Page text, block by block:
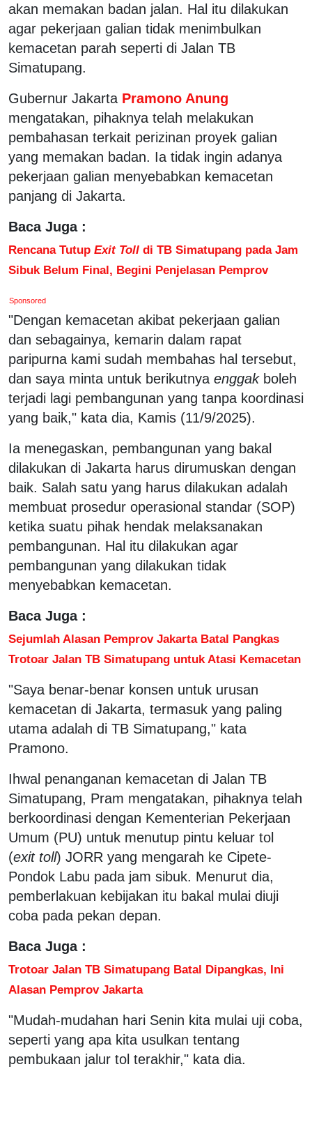
akan memakan badan jalan. Hal itu dilakukan
agar pekerjaan galian tidak menimbulkan
kemacetan parah seperti di Jalan TB
Simatupang.
Gubernur Jakarta Pramono Anung
mengatakan, pihaknya telah melakukan
pembahasan terkait perizinan proyek galian
yang memakan badan. Ia tidak ingin adanya
pekerjaan galian menyebabkan kemacetan
panjang di Jakarta.
Baca Juga :
Rencana Tutup Exit Toll di TB Simatupang pada Jam
Sibuk Belum Final, Begini Penjelasan Pemprov
Sponsored
"Dengan kemacetan akibat pekerjaan galian
dan sebagainya, kemarin dalam rapat
paripurna kami sudah membahas hal tersebut,
dan saya minta untuk berikutnya enggakboleh
terjadi lagi pembangunan yang tanpa koordinasi
yang baik," kata dia, Kamis (11/9/2025).
Ia menegaskan, pembangunan yang bakal
dilakukan di Jakarta harus dirumuskan dengan
baik. Salah satu yang harus dilakukan adalah
membuat prosedur operasional standar (SOP)
ketika suatu pihak hendak melaksanakan
pembangunan. Hal itu dilakukan agar
pembangunan yang dilakukan tidak
menyebabkan kemacetan.
Baca Juga :
Sejumlah Alasan Pemprov Jakarta Batal Pangkas
Trotoar Jalan TB Simatupang untuk Atasi Kemacetan
"Saya benar-benar konsen untuk urusan
kemacetan di Jakarta, termasuk yang paling
utama adalah di TB Simatupang," kata
Pramono.
Ihwal penanganan kemacetan di Jalan TB
Simatupang, Pram mengatakan, pihaknya telah
berkoordinasi dengan Kementerian Pekerjaan
Umum (PU) untuk menutup pintu keluar tol
(exit toll) JORR yang mengarah ke Cipete-
Pondok Labu pada jam sibuk. Menurut dia,
pemberlakuan kebijakan itu bakal mulai diuji
coba pada pekan depan.
Baca Juga :
Trotoar Jalan TB Simatupang Batal Dipangkas, Ini
Alasan Pemprov Jakarta
"Mudah-mudahan hari Senin kita mulai uji coba,
seperti yang apa kita usulkan tentang
pembukaan jalur tol terakhir," kata dia.